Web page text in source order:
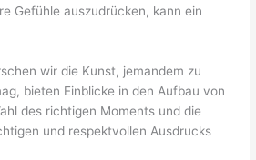
Gefühle auszudrücken, kann ein
wir die Kunst, jemandem zu
bieten Einblicke in den Aufbau von
des richtigen Moments und die
und respektvollen Ausdrucks